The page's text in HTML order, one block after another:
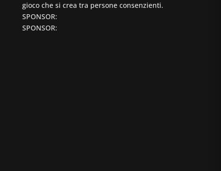
gioco che si crea tra persone consenzienti.
SPONSOR:
SPONSOR: